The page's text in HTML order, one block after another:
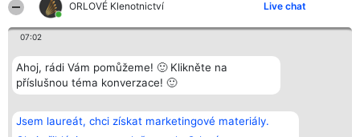
ORLOVÉ Klenotnictví Live chat
07:02
Ahoj, rádi Vám pomůžeme! 🙂 Klikněte na
příslušnou téma konverzace! 🙂
Jsem laureát, chci získat marketingové materiály.
Bright Side Solutions sp. z o.
o. sp. k.
ul. Ruska 22
Vítězové
Seznam všech
laureátů
Kontakt